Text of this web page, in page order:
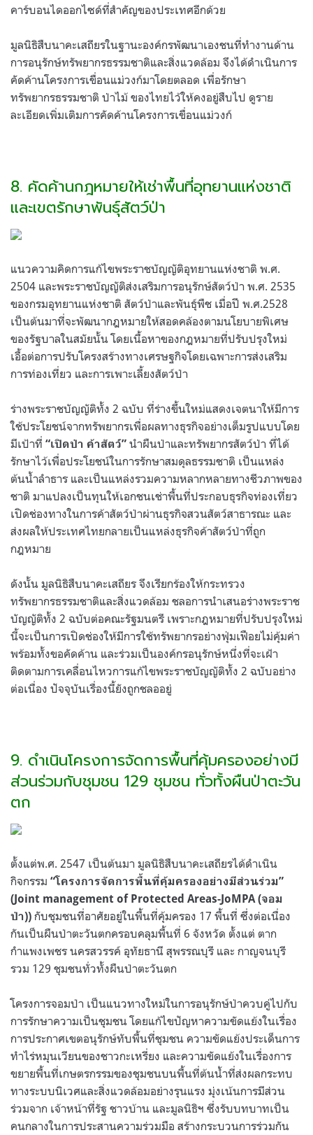
คาร์บอนไดออกไซด์ที่สำคัญของประเทศอีกด้วย
มูลนิธิสืบนาคะเสถียรในฐานะองค์กรพัฒนาเองชนที่ทำงานด้าน
การอนุรักษ์ทรัพยากรธรรมชาติและสิ่งแวดล้อม จึงได้ดำเนินการ
คัดค้านโครงการเขื่อนแม่วงก์มาโดยตลอด เพื่อรักษา
ทรัพยากรธรรมชาติ ป่าไม้ ของไทยไว้ให้คงอยู่สืบไป ดูราย
ละเอียดเพิ่มเติมการคัดค้านโครงการเขื่อนแม่วงก์
8. คัดค้านกฎหมายให้เช่าพื้นที่อุทยานแห่งชาติ
และเขตรักษาพันธุ์สัตว์ป่า
แนวความคิดการแก้ไขพระราชบัญญัติอุทยานแห่งชาติ พ.ศ.
2504 และพระราชบัญญัติส่งเสริมการอนุรักษ์สัตว์ป่า พ.ศ. 2535
ของกรมอุทยานแห่งชาติ สัตว์ป่าและพันธุ์พืช เมื่อปี พ.ศ.2528
เป็นต้นมาที่จะพัฒนากฎหมายให้สอดคล้องตามนโยบายพิเศษ
ของรัฐบาลในสมัยนั้น โดยเนื้อหาของกฎหมายที่ปรับปรุงใหม่
เอื้อต่อการปรับโครงสร้างทางเศรษฐกิจโดยเฉพาะการส่งเสริม
การท่องเที่ยว และการเพาะเลี้ยงสัตว์ป่า
ร่างพระราชบัญญัติทั้ง 2 ฉบับ ที่ร่างขึ้นใหม่แสดงเจตนาให้มีการ
ใช้ประโยชน์จากทรัพยากรเพื่อผลทางธุรกิจอย่างเต็มรูปแบบโดย
มีเป้าที่ “เปิดป่า ค้าสัตว์” นำผืนป่าและทรัพยากรสัตว์ป่า ที่ได้
รักษาไว้เพื่อประโยชน์ในการรักษาสมดุลธรรมชาติ เป็นแหล่ง
ต้นน้ำลำธาร และเป็นแหล่งรวมความหลากหลายทางชีวภาพของ
ชาติ มาแปลงเป็นทุนให้เอกชนเช่าพื้นที่ประกอบธุรกิจท่องเที่ยว
เปิดช่องทางในการค้าสัตว์ป่าผ่านธุรกิจสวนสัตว์สาธารณะ และ
ส่งผลให้ประเทศไทยกลายเป็นแหล่งธุรกิจค้าสัตว์ป่าที่ถูก
กฎหมาย
ดังนั้น มูลนิธิสืบนาคะเสถียร จึงเรียกร้องให้กระทรวง
ทรัพยากรธรรมชาติและสิ่งแวดล้อม ชลอการนำเสนอร่างพระราช
บัญญัติทั้ง 2 ฉบับต่อคณะรัฐมนตรี เพราะกฎหมายที่ปรับปรุงใหม่
นี้จะเป็นการเปิดช่องให้มีการใช้ทรัพยากรอย่างฟุ่มเฟือยไม่คุ้มค่า
พร้อมทั้งขอคัดค้าน และร่วมเป็นองค์กรอนุรักษ์หนึ่งที่จะเฝ้า
ติดตามการเคลื่อนไหวการแก้ไขพระราชบัญญัติทั้ง 2 ฉบับอย่าง
ต่อเนื่อง ปัจจุบันเรื่องนี้ยังถูกชลออยู่
9. ดำเนินโครงการจัดการพื้นที่คุ้มครองอย่างมี
ส่วนร่วมกับชุมชน 129 ชุมชน ทั่วทั้งผืนป่าตะวัน
ตก
ตั้งแต่พ.ศ. 2547 เป็นต้นมา มูลนิธิสืบนาคะเสถียรได้ดำเนิน
กิจกรรม “โครงการจัดการพื้นที่คุ้มครองอย่างมีส่วนร่วม”
(Joint management of Protected Areas-JoMPA (จอม
ป่า)) กับชุมชนที่อาศัยอยู่ในพื้นที่คุ้มครอง 17 พื้นที่ ซึ่งต่อเนื่อง
กันเป็นผืนป่าตะวันตกครอบคลุมพื้นที่ 6 จังหวัด ตั้งแต่ ตาก
กำแพงเพชร นครสวรรค์ อุทัยธานี สุพรรณบุรี และ กาญจนบุรี
รวม 129 ชุมชนทั่วทั้งผืนป่าตะวันตก
โครงการจอมป่า เป็นแนวทางใหม่ในการอนุรักษ์ป่าควบคู่ไปกับ
การรักษาความเป็นชุมชน โดยแก้ไขปัญหาความขัดแย้งในเรื่อง
การประกาศเขตอนุรักษ์ทับพื้นที่ชุมชน ความขัดแย้งประเด็นการ
ทำไร่หมุนเวียนของชาวกะเหรี่ยง และความขัดแย้งในเรื่องการ
ขยายพื้นที่เกษตรกรรมของชุมชนบนพื้นที่ต้นน้ำที่ส่งผลกระทบ
ทางระบบนิเวศและสิ่งแวดล้อมอย่างรุนแรง มุ่งเน้นการมีส่วน
ร่วมจาก เจ้าหน้าที่รัฐ ชาวบ้าน และมูลนิธิฯ ซึ่งรับบทบาทเป็น
คนกลางในการประสานความร่วมมือ สร้างกระบวนการร่วมกัน